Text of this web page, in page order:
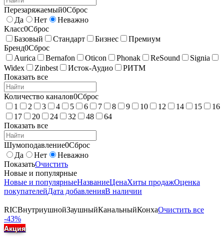
Перезаряжаемый0Сброс
Да
Нет
Неважно
Класс0Сброс
Базовый
Стандарт Бизнес
Премиум
Бренд0Сброс
Aurica
Bernafon Oticon Phonak ReSound
Signia
Widex
Zinbest Исток-Аудио
РИТМ
Показать все
Количество каналов0Сброс
1
2 3 4 5 6 7 8 9 10 12 14 15
16
17
20 24 32 48
64
Показать все
Шумоподавление0Сброс
Да
Нет
Неважно
ПоказатьОчистить
Новые и популярные
Новые и популярныеНазваниеЦенаХиты продажОценка
покупателейДата добавленияВ наличии
RICВнутриушнойЗаушныйКанальныйКонхаОчистить все
-43%
Акция